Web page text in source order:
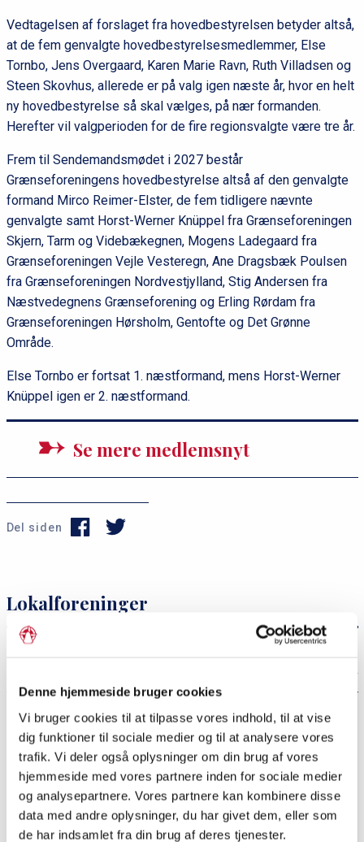
Denne hjemmeside bruger cookies
Vi bruger cookies til at tilpasse vores indhold, til at vise
dig funktioner til sociale medier og til at analysere vores
trafik. Vi deler også oplysninger om din brug af vores
hjemmeside med vores partnere inden for sociale medier
og analysepartnere. Vores partnere kan kombinere disse
data med andre oplysninger, du har givet dem, eller som
de har indsamlet fra din brug af deres tjenester.
Vedtagelsen af forslaget fra hovedbestyrelsen betyder altså,
at de fem genvalgte hovedbestyrelsesmedlemmer, Else
Tornbo, Jens Overgaard, Karen Marie Ravn, Ruth Villadsen og
Steen Skovhus, allerede er på valg igen næste år, hvor en helt
ny hovedbestyrelse så skal vælges, på nær formanden.
Herefter vil valgperioden for de fire regionsvalgte være tre år.
Frem til Sendemandsmødet i 2027 består
Grænseforeningens hovedbestyrelse altså af den genvalgte
formand Mirco Reimer-Elster, de fem tidligere nævnte
genvalgte samt Horst-Werner Knüppel fra Grænseforeningen
Skjern, Tarm og Videbækegnen, Mogens Ladegaard fra
Grænseforeningen Vejle Vesteregn, Ane Dragsbæk Poulsen
fra Grænseforeningen Nordvestjylland, Stig Andersen fra
Næstvedegnens Grænseforening og Erling Rørdam fra
Grænseforeningen Hørsholm, Gentofte og Det Grønne
Område.
Else Tornbo er fortsat 1. næstformand, mens Horst-Werner
Knüppel igen er 2. næstformand.
Se mere medlemsnyt
Del siden
P
æ
s
m
Lokalforeninger
Ny busrejse til Sydslesvig dykker ned i kernen af det
danske mindretal
En danskhed, vi andre kunne lære noget af
Vestjysk ægtepar modtager Grænseforeningens Pris
2026